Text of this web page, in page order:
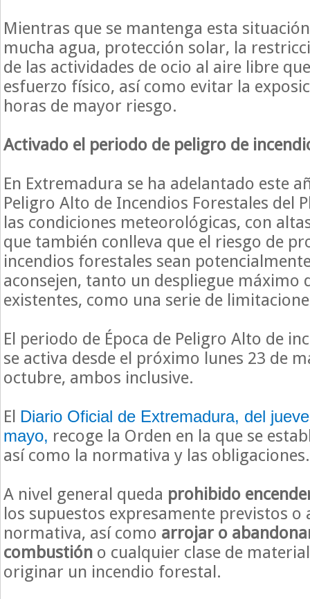
Mientras que se mantenga esta
mucha agua, protección solar, la
de las actividades de ocio al aire libre
esfuerzo físico, así como evitar la
horas de mayor riesgo.
Activado el periodo de peligro de
En Extremadura se ha adelantado este
Peligro Alto de Incendios Forestales del
las condiciones meteorológicas, con
que también conlleva que el riesgo de
incendios forestales sean
aconsejen, tanto un despliegue máximo
existentes, como una serie de
El periodo de Época de Peligro Alto de
se activa desde el próximo lunes 23 de
octubre, ambos inclusive.
El Diario Oficial de Extremadura, del
mayo, recoge la Orden en la que se
así como la normativa y las obligaciones.
A nivel general queda prohibido
los supuestos expresamente previstos o
normativa, así como arrojar o
combustión o cualquier clase de
originar un incendio forestal.